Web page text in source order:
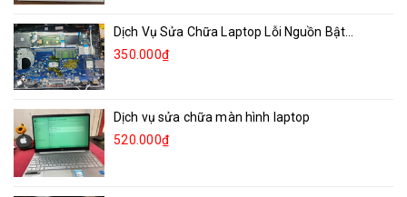
Dịch Vụ Sửa Chữa Laptop Lỗi Nguồn Bật...
350.000₫
Dịch vụ sửa chữa màn hình laptop
520.000₫